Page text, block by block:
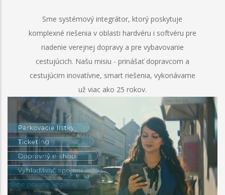
Sme systémový integrátor, ktorý poskytuje
komplexné riešenia v oblasti hardvéru i softvéru pre
riadenie verejnej dopravy a pre vybavovanie
cestujúcich. Našu misiu - prinášať dopravcom a
cestujúcim inovatívne, smart riešenia, vykonávame
už viac ako 25 rokov.